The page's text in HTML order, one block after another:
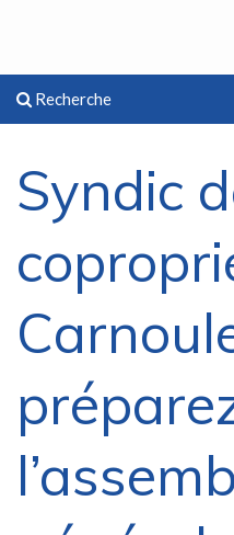
Recherche
Syndic